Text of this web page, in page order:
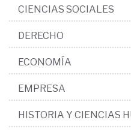
CIENCIAS SOCIALES
DERECHO
ECONOMÍA
EMPRESA
HISTORIA Y CIENCIAS